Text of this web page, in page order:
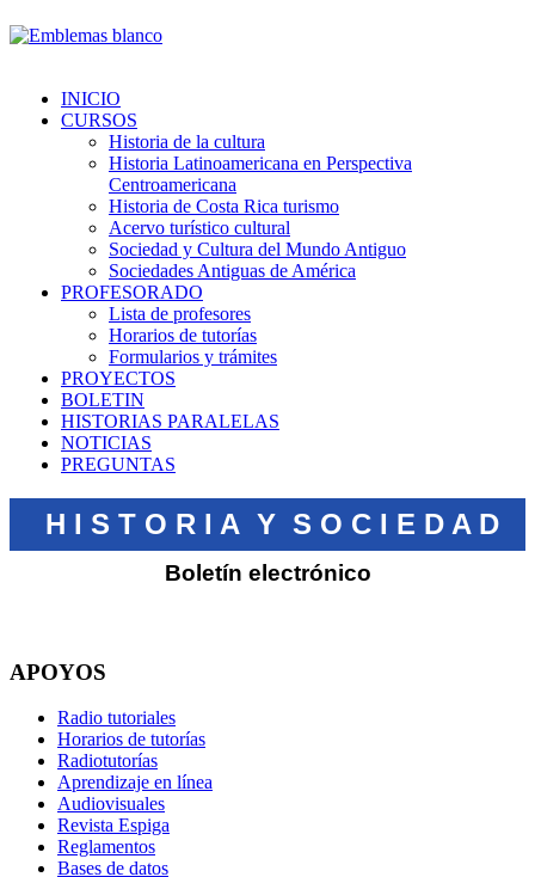
INICIO
CURSOS
Historia de la cultura
Historia Latinoamericana en Perspectiva
Centroamericana
Historia de Costa Rica turismo
Acervo turístico cultural
Sociedad y Cultura del Mundo Antiguo
Sociedades Antiguas de América
PROFESORADO
Lista de profesores
Horarios de tutorías
Formularios y trámites
PROYECTOS
BOLETIN
HISTORIAS PARALELAS
NOTICIAS
PREGUNTAS
H I S T O R I A Y S O C I E D A D
Boletín electrónico
APOYOS
Radio tutoriales
Horarios de tutorías
Radiotutorías
Aprendizaje en línea
Audiovisuales
Revista Espiga
Reglamentos
Bases de datos